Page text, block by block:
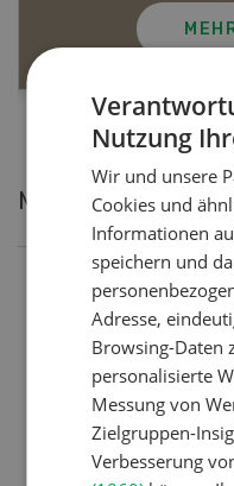
Meistgelesene
Nutztiere
von A-Z
Pflanzenbau
Nutzung
Wir und unsere
Cookies und
Informationen
speichern und
Adresse,
Browsing-Daten
personalisierte
Messung von
Zielgruppen-
Verbesserung